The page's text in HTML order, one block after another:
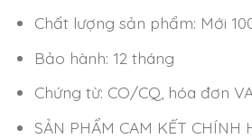
Chất lượng sản phẩm: Mới
Bảo hành: 12 tháng
Chứng từ: CO/CQ, hóa đơn
SẢN PHẨM CAM KẾT CHÍNH